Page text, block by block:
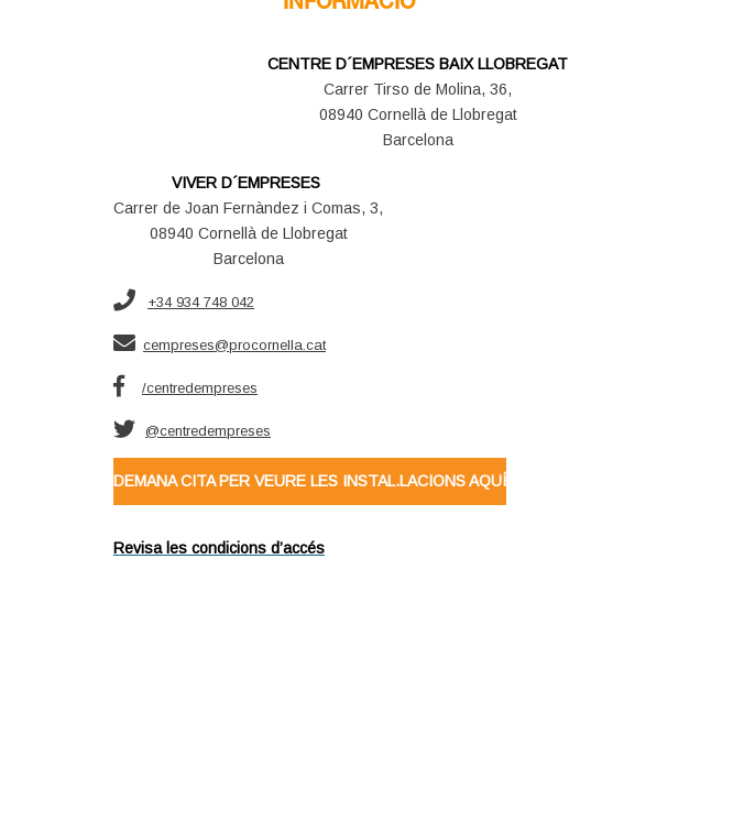
CENTRE D´EMPRESES BAIX LLOBREGAT
Carrer Tirso de Molina, 36,
08940 Cornellà de Llobregat
Barcelona
VIVER D´EMPRESES
Carrer de Joan Fernàndez i Comas, 3,
08940 Cornellà de Llobregat
Barcelona
+34 934 748 042
cempreses@procornella.cat
/centredempreses
@centredempreses
DEMANA CITA PER VEURE LES INSTAL.LACIONS AQUÍ
Revisa les condicions d’accés